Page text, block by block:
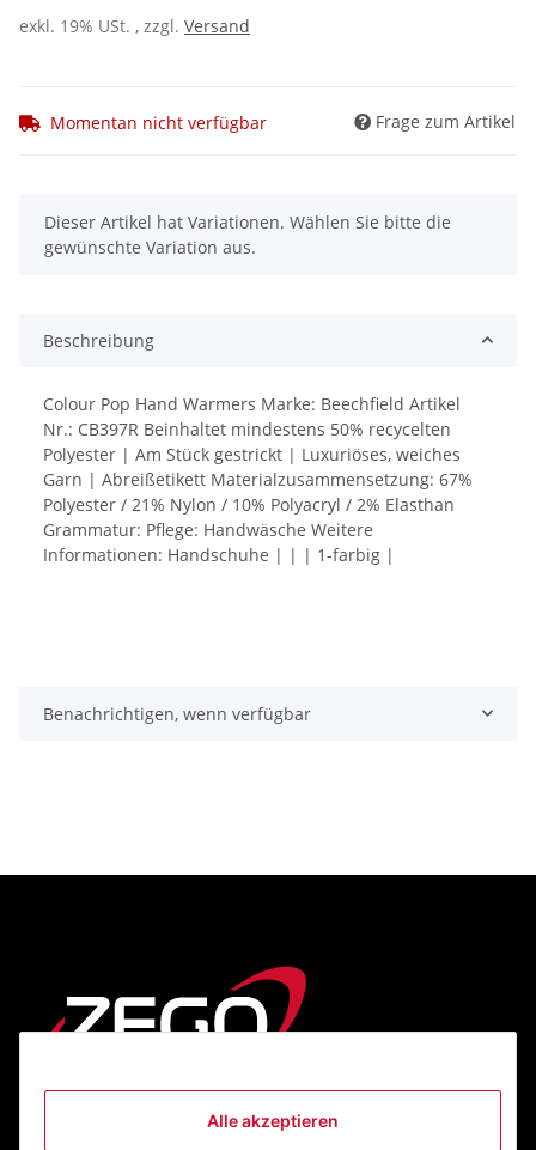
Alle akzeptieren
exkl. 19% USt. , zzgl. Versand
Momentan nicht verfügbar Frage zum Artikel
x
Dieser Artikel hat Variationen. Wählen Sie bitte die
gewünschte Variation aus.
Beschreibung
Colour Pop Hand Warmers Marke: Beechfield Artikel
Nr.: CB397R Beinhaltet mindestens 50% recycelten
Polyester | Am Stück gestrickt | Luxuriöses, weiches
Garn | Abreißetikett Materialzusammensetzung: 67%
Polyester / 21% Nylon / 10% Polyacryl / 2% Elasthan
Grammatur: Pflege: Handwäsche Weitere
Informationen: Handschuhe | | | 1-farbig |
Benachrichtigen, wenn verfügbar
Informationen